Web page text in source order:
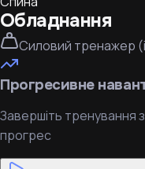
Обладнання
Силовий тренажер
Прогресивне
Завершіть тренування
прогрес